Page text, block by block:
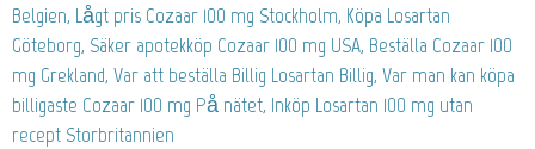
Belgien, Lågt pris Cozaar 100 mg Stockholm, Köpa Losartan
Göteborg, Säker apotekköp Cozaar 100 mg USA, Beställa Cozaar 100
mg Grekland, Var att beställa Billig Losartan Billig, Var man kan köpa
billigaste Cozaar 100 mg På nätet, Inköp Losartan 100 mg utan
recept Storbritannien